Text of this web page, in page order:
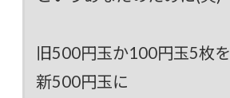
旧500円玉か100円玉5枚を
新500円玉に